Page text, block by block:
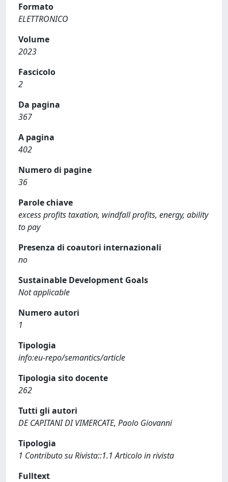
Formato
ELETTRONICO
Volume
2023
Fascicolo
2
Da pagina
367
A pagina
402
Numero di pagine
36
Parole chiave
excess profits taxation, windfall profits, energy, ability
to pay
Presenza di coautori internazionali
no
Sustainable Development Goals
Not applicable
Numero autori
1
Tipologia
info:eu-repo/semantics/article
Tipologia sito docente
262
Tutti gli autori
DE CAPITANI DI VIMERCATE, Paolo Giovanni
Tipologia
1 Contributo su Rivista::1.1 Articolo in rivista
Fulltext